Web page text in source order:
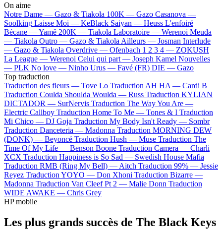
On aime
Notre Dame — Gazo & Tiakola 100K — Gazo Casanova —
Soolking Laisse Moi — KeBlack Saiyan — Heuss L'enfoiré
Bécane —Yamê 200K — Tiakola Laboratoire — Werenoi Meuda
— Tiakola Outro — Gazo & Tiakola Ailleurs — Josman Interlude
— Gazo & Tiakola Overdrive — Ofenbach 1 2 3 4 — ZOKUSH
La League — Werenoi Celui qui part — Joseph Kamel Nouvelles
— PLK No love — Ninho Urus — Favé (FR) DIE — Gazo
Top traduction
Traduction des fleurs — Tove Lo Traduction AH HA — Cardi B
Traduction Coulda Shoulda Woulda — Russ Traduction KYLIAN
DICTADOR — SurNervis Traduction The Way You Are —
Electric Callboy Traduction Home To Me — Tones & I Traduction
Mi Chico — DJ Goja Traduction My Body Isn't Ready — Sombr
Traduction Danceteria — Madonna Traduction MORNING DEW
(DONK) — Beyoncé Traduction Hush — Muse Traduction The
Time Of My Life — Benson Boone Traduction Camera — Charli
XCX Traduction Happiness is So Sad — Swedish House Mafia
Traduction RMB (Ring My Bell) — Aitch Traduction 99% — Jessie
Reyez Traduction YOYO — Don Xhoni Traduction Bizarre —
Madonna Traduction Van Cleef Pt 2 — Malie Donn Traduction
WIDE AWAKE — Chris Grey
HP mobile
Les plus grands succès de The Black Keys